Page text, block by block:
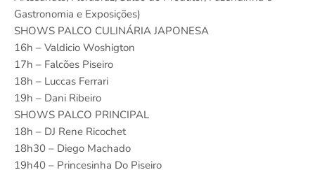
Gastronomia e Exposições)
SHOWS PALCO CULINÁRIA JAPONESA
16h – Valdicio Woshigton
17h – Falcões Piseiro
18h – Luccas Ferrari
19h – Dani Ribeiro
SHOWS PALCO PRINCIPAL
18h – DJ Rene Ricochet
18h30 – Diego Machado
19h40 – Princesinha Do Piseiro